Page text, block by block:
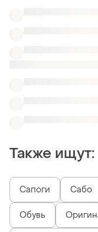
Также ищут:
Сапоги Сабо
Обувь